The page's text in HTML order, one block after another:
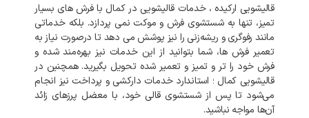
قالیشویی ارکیده ، خدمات قالیشویی در کمال با فرش های بسیار
تمیز، تنها به شستشوی فرش و موکت نمی‌ پردازد. بلکه خدماتی
مانند رفوگری و ریشه‌زنی را نیز پوشش می‌ دهد تا درصورت نیاز به
تعمیر فرش‌ ها، شما بتوانید از این خدمات نیز بهره‌مند شده و
فرش خود را تر و تمیز و تعمیر شده تحویل بگیرید. همچنین در
قالیشویی کمال ؛ استاندارد خدمات دارکشی و پرداخت نیز انجام
می‌شود تا پس از شستشوی قالی خود، با معضل پرزهای زائد
آن‌ها مواجه نباشید.